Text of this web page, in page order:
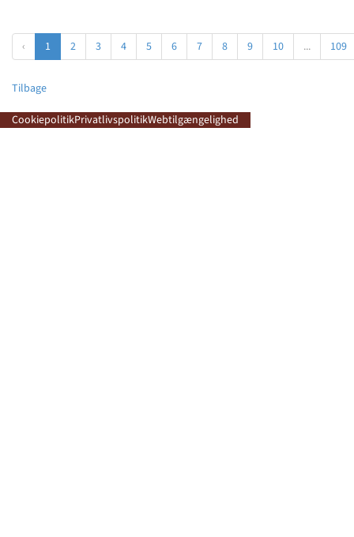
‹ 1 2 3 4 5 6 7 8 9 10 ... 109
Tilbage
CookiepolitikPrivatlivspolitikWebtilgængelighed